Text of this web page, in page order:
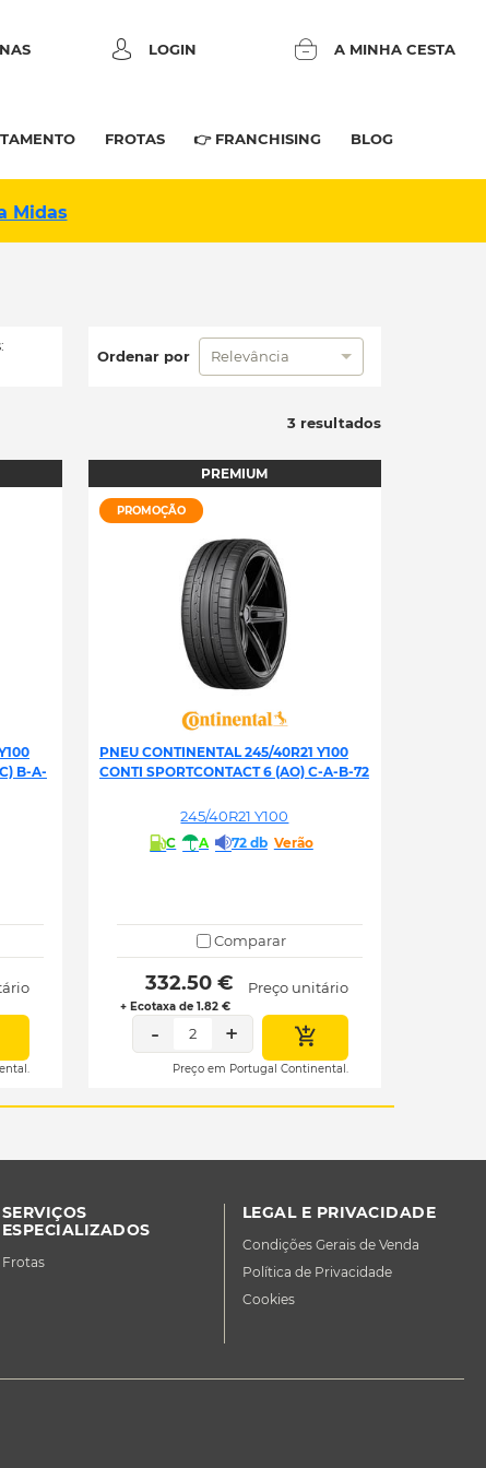
LOGIN A MINHA CESTA
FROTAS 👉 FRANCHISING BLOG
Midas
Ordenar por Relevância
3 resultados
B-A-
PREMIUM
PROMOÇÃO
PNEU CONTINENTAL 245/40R21 Y100
CONTI SPORTCONTACT 6 (AO) C-A-B-72
245/40R21 Y100
C A 72 db Verão
Comparar
332.50 €
+ Ecotaxa de 1.82 €
Preço unitário
- 2 +
Preço em Portugal Continental.
SERVIÇOS
ESPECIALIZADOS
Frotas
LEGAL E PRIVACIDADE
Condições Gerais de Venda
Política de Privacidade
Cookies